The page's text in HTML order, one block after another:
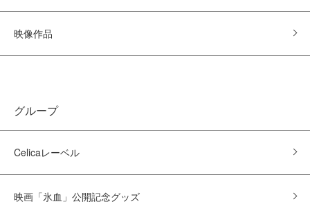
映像作品
グループ
Celicaレーベル
映画「氷血」公開記念グッズ